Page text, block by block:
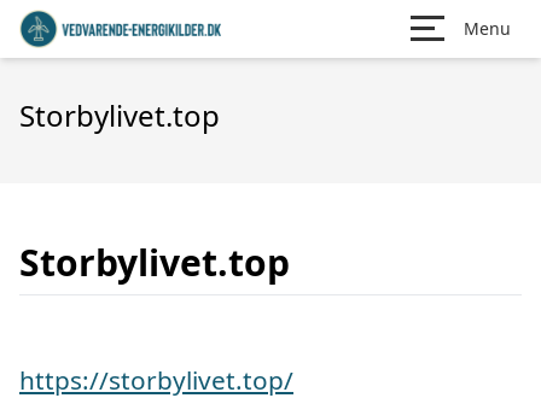
Menu
Storbylivet.top
Storbylivet.top
https://storbylivet.top/